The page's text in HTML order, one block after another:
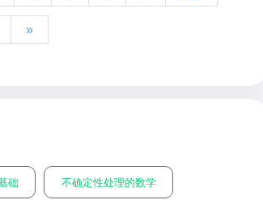
»
础 不确定性处理的数学